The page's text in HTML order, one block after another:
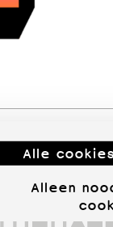
Alle
Alleen